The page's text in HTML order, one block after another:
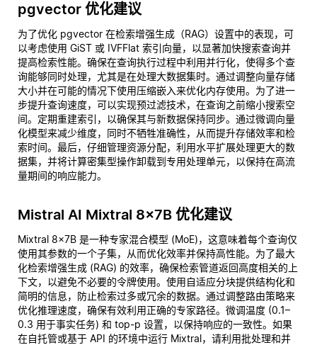
pgvector 优化建议
为了优化 pgvector 在检索增强生成（RAG）设置中的表现，可
以考虑使用 GiST 或 IVFFlat 索引向量，以显著加快搜索查询并
提高检索性能。确保在查询执行过程中利用并行化，使得多个查
询能够同时处理，尤其是在处理大数据集时。通过调整向量存储
大小并在可能的情况下使用压缩嵌入来优化内存使用。为了进一
步提升查询速度，可以实现预过滤技术，在查询之前缩小搜索空
间。定期重建索引，以确保其与新数据保持同步。通过微调向量
化模型来减少维度，同时不牺牲准确性，从而提升存储效率和检
索时间。最后，仔细管理资源分配，利用水平扩展处理更大的数
据集，并将计算密集型操作卸载到专用处理单元，以保持在高流
量期间的响应能力。
Mistral AI Mixtral 8x7B 优化建议
Mixtral 8x7B 是一种专家混合模型 (MoE)，这意味着每个查询仅
使用其参数的一个子集，从而优化效率并保持高性能。为了最大
化检索增强生成 (RAG) 的效率，确保检索管道返回高度相关的上
下文，以避免不必要的令牌使用。使用自适应分块提供结构化和
简明的信息，防止检索过多或冗余的数据。通过调整路由策略来
优化推理速度，确保有效利用正确的专家路径。微调温度 (0.1–
0.3 用于事实任务) 和 top-p 设置，以保持响应的一致性。如果
在自托管或基于 API 的环境中运行 Mixtral，请利用批处理和并